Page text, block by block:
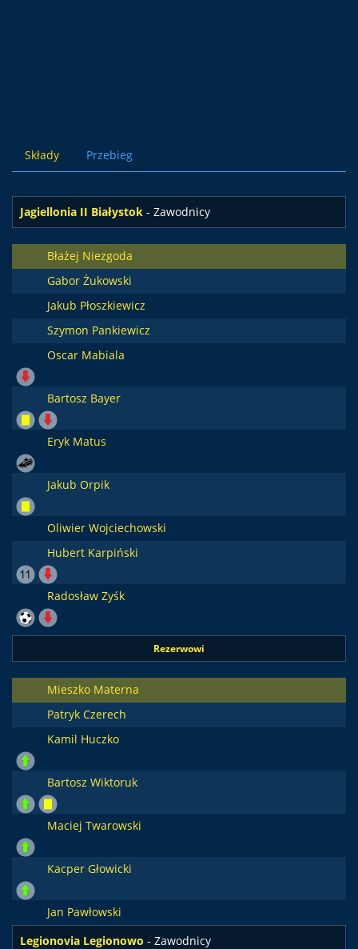
Składy Przebieg
Jagiellonia II Białystok - Zawodnicy
Błażej Niezgoda
Gabor Żukowski
Jakub Płoszkiewicz
Szymon Pankiewicz
Oscar Mabiala
Bartosz Bayer
Eryk Matus
Jakub Orpik
Oliwier Wojciechowski
Hubert Karpiński
Radosław Zyśk
Rezerwowi
Mieszko Materna
Patryk Czerech
Kamil Huczko
Bartosz Wiktoruk
Maciej Twarowski
Kacper Głowicki
Jan Pawłowski
Legionovia Legionowo - Zawodnicy